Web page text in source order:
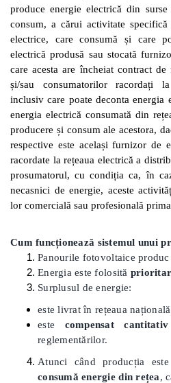
produce energie electrică din
consum, a cărui activitate
electrice, care consumă și care
electrică produsă sau stocată
care acesta are încheiat contract
și/sau consumatorilor racordați
inclusiv care poate deconta energia
energia electrică consumată din
producere și consum ale acestora,
respective este același furnizor de
racordate la rețeaua electrică a
prosumatorul, cu condiția ca, în
necasnici de energie, aceste
lor comercială sau profesională
Cum funcționează sistemul unui
Panourile fotovoltaice
Energia este folosită prioritar
Surplusul de energie:
este livrat în rețeaua
este compensat
reglementărilor.
Atunci când producția
consumă energie din rețea,